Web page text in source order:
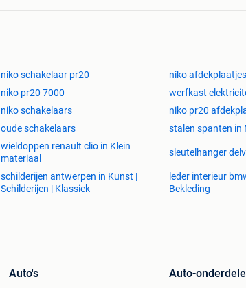
niko schakelaar pr20 niko afdekplaatjes
niko pr20 7000 werfkast
niko schakelaars niko pr20
oude schakelaars stalen spanten in
wieldoppen renault clio in Klein
materiaal
sleutelhanger
schilderijen antwerpen in Kunst |
Schilderijen | Klassiek
leder interieur
Bekleding
Auto's Auto-